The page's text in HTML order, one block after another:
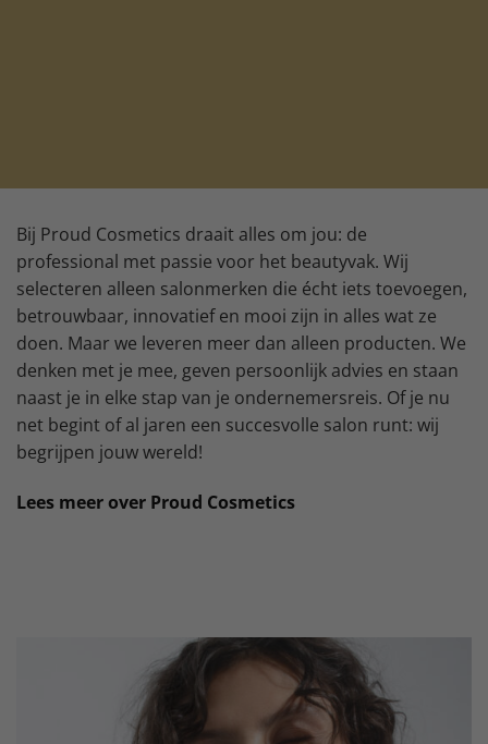
Bij Proud Cosmetics draait alles om jou: de
professional met passie voor het beautyvak. Wij
selecteren alleen salonmerken die écht iets toevoegen,
betrouwbaar, innovatief en mooi zijn in alles wat ze
doen. Maar we leveren meer dan alleen producten. We
denken met je mee, geven persoonlijk advies en staan
naast je in elke stap van je ondernemersreis. Of je nu
net begint of al jaren een succesvolle salon runt: wij
begrijpen jouw wereld!
Lees meer over Proud Cosmetics